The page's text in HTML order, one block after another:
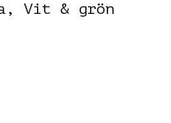
Vit & grön